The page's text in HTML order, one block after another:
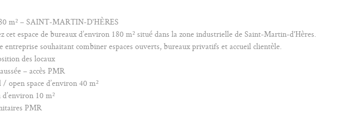
m² – SAINT-MARTIN-D'HÈRES
espace de bureaux d’environ 180 m² situé dans la zone industrielle de Saint-Martin-d'Hères.
souhaitant combiner espaces ouverts, bureaux privatifs et accueil clientèle.
des locaux
– accès PMR
/ open space d’environ 40 m²
10 m²
PMR